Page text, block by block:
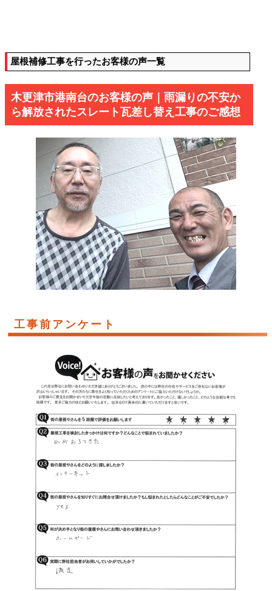
屋根補修工事を行ったお客様の声一覧
木更津市港南台のお客様の声｜雨漏りの不安か
ら解放されたスレート瓦差し替え工事のご感想
工事前アンケート